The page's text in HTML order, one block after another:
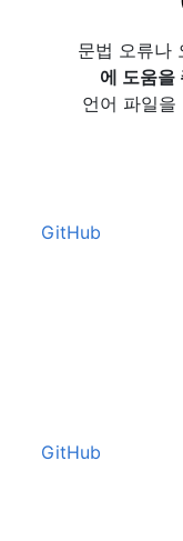
문법 오류나
에 도움을
언어 파일을
GitHub
GitHub